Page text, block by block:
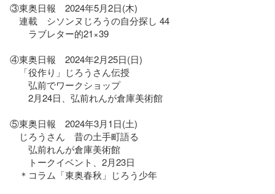
③東奥日報　2024年5月2日(木)
連載　シソンヌじろうの自分探し 44
ラブレター的21×39
④東奥日報　2024年2月25日(日)
「役作り」じろうさん伝授
弘前でワークショップ
2月24日、弘前れんが倉庫美術館
⑤東奥日報　2024年3月1日(土)
じろうさん　昔の土手町語る
弘前れんが倉庫美術館
トークイベント、2月23日
＊コラム「東奥春秋」じろう少年